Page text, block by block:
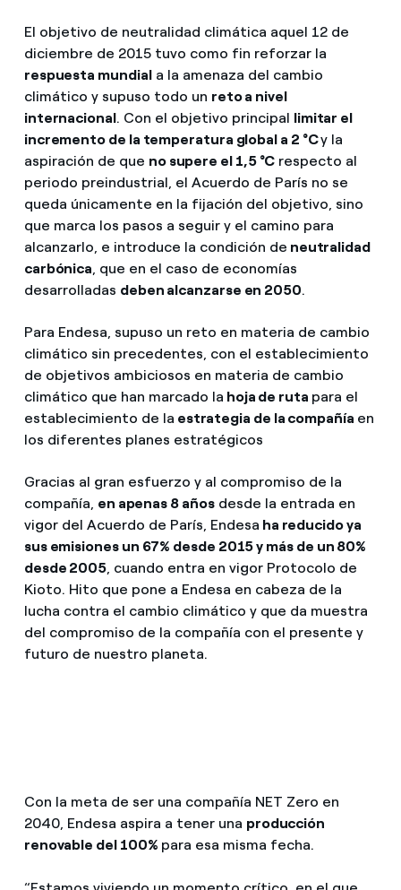
El objetivo de neutralidad climática aquel 12 de
diciembre de 2015 tuvo como fin reforzar la
respuesta mundiala la amenaza del cambio
climático y supuso todo un reto a nivel
internacional. Con el objetivo principal limitar el
incremento de la temperatura global a 2 °Cy la
aspiración de que no supere el 1,5 °C respecto al
periodo preindustrial, el Acuerdo de París no se
queda únicamente en la fijación del objetivo, sino
que marca los pasos a seguir y el camino para
alcanzarlo, e introduce la condición de neutralidad
carbónica, que en el caso de economías
desarrolladas deben alcanzarse en 2050.
Para Endesa, supuso un reto en materia de cambio
climático sin precedentes, con el establecimiento
de objetivos ambiciosos en materia de cambio
climático que han marcado la hoja de ruta para el
establecimiento de la estrategia de la compañía en
los diferentes planes estratégicos
Gracias al gran esfuerzo y al compromiso de la
compañía, en apenas 8 añosdesde la entrada en
vigor del Acuerdo de París, Endesa ha reducido ya
sus emisiones un 67% desde 2015 y más de un 80%
desde 2005, cuando entra en vigor Protocolo de
Kioto. Hito que pone a Endesa en cabeza de la
lucha contra el cambio climático y que da muestra
del compromiso de la compañía con el presente y
futuro de nuestro planeta.
Con la meta de ser una compañía NET Zero en
2040, Endesa aspira a tener una producción
renovable del 100% para esa misma fecha.